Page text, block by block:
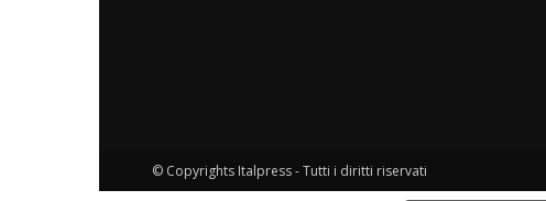
© Copyrights Italpress - Tutti i diritti riservati